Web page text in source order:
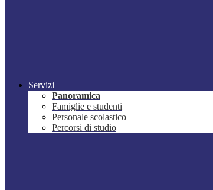
Servizi
Panoramica
Famiglie e studenti
Personale scolastico
Percorsi di studio